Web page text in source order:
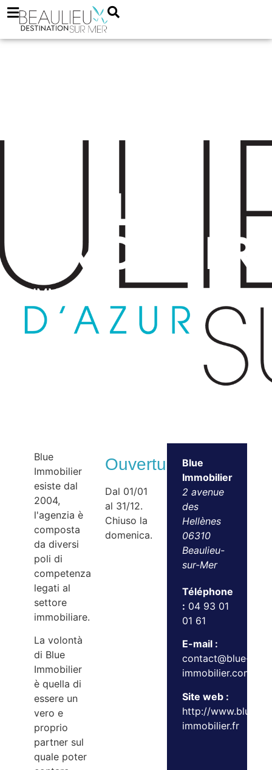
Blue
Immobilier
IMMOBILE – AGENZIA IMMOBILIARE
Blue
Immobilier
esiste dal
2004,
l'agenzia è
composta
da diversi
poli di
competenza
legati al
settore
immobiliare.
La volontà
di Blue
Immobilier
è quella di
essere un
vero e
proprio
partner sul
quale poter
Ouvertures
Dal 01/01
al 31/12.
Chiuso la
domenica.
Blue
Immobilier
2 avenue
des
Hellènes
06310
Beaulieu-
sur-Mer
Téléphone
: 04 93 01
01 61
E-mail :
contact@blue-
immobilier.com
Site web :
http://www.blue-
immobilier.fr